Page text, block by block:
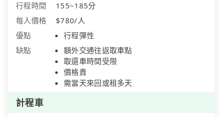
行程時間
155~185分
每人價格
$780/人
優點
行程彈性
缺點
額外交通往返取車點
取還車時間受限
價格貴
需當天來回或租多天
計程車